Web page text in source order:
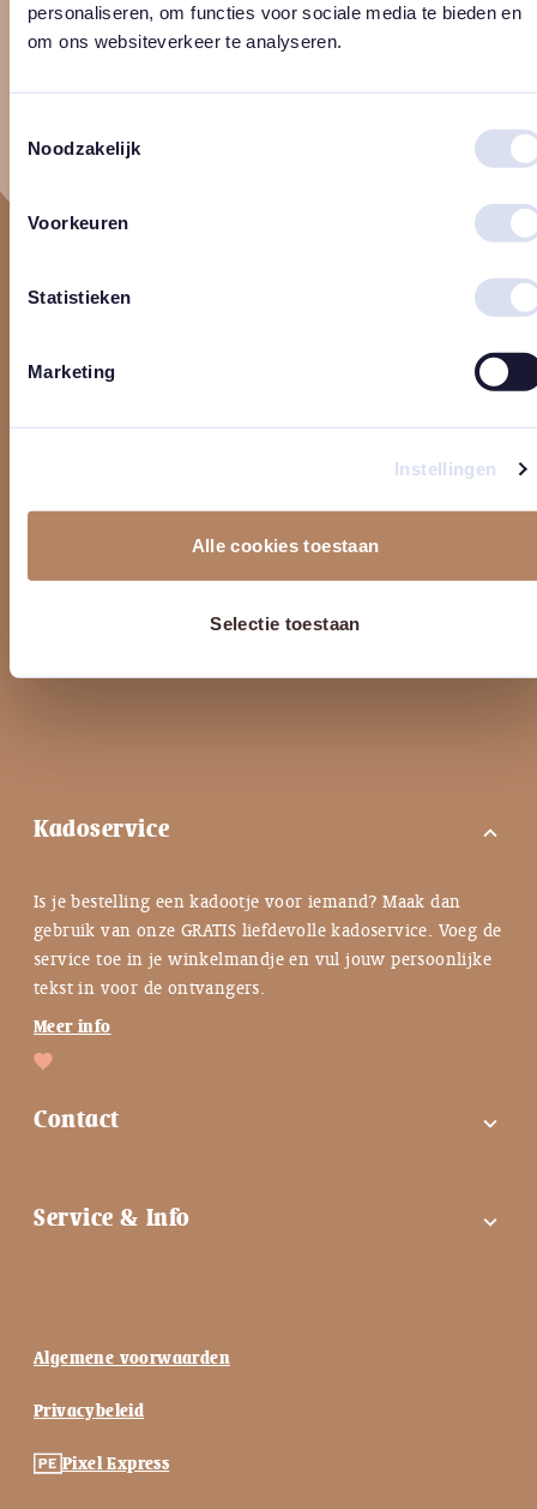
personaliseren, om functies voor sociale media te bieden en
om ons websiteverkeer te analyseren.
Noodzakelijk
Voorkeuren
Statistieken
Marketing
Instellingen
Alle cookies toestaan
Selectie toestaan
Verzending
werkdagen ♡
• Gratiskadoservice
– NL Pakket € 7,25
Wij rekenen alleen de daadwerkelijke verzendkosten, dus niet de
Kadoservice expand_more
Is je bestelling een kadootje voor iemand? Maak dan
gebruik van onze GRATIS liefdevolle kadoservice. Voeg de
service toe in je winkelmandje en vul jouw persoonlijke
tekst in voor de ontvangers.
Meer info
Contact expand_more
Contactgegevens
Nieuwsbrief
Onze Missie
Service & Info expand_more
Keuzehulp ♡
Algemene voorwaarden
Privacybeleid
Pixel Express